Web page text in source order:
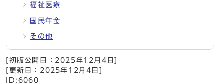
福祉医療
国民年金
その他
[初版公開日： 2025年12月4日
[更新日： 2025年12月4日
ID:6060